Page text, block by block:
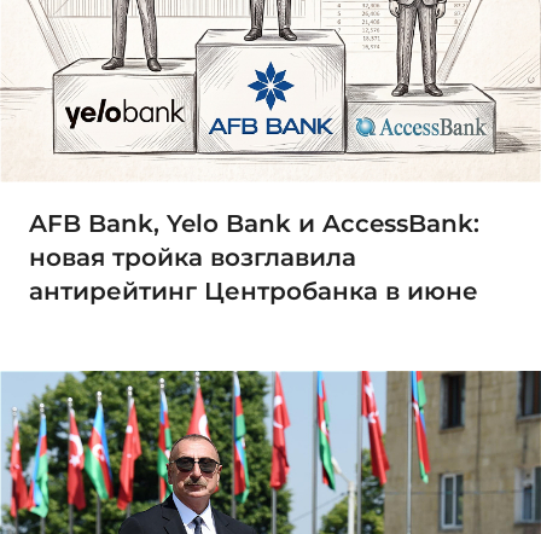
AFB Bank, Yelo Bank и AccessBank:
новая тройка возглавила
антирейтинг Центробанка в июне